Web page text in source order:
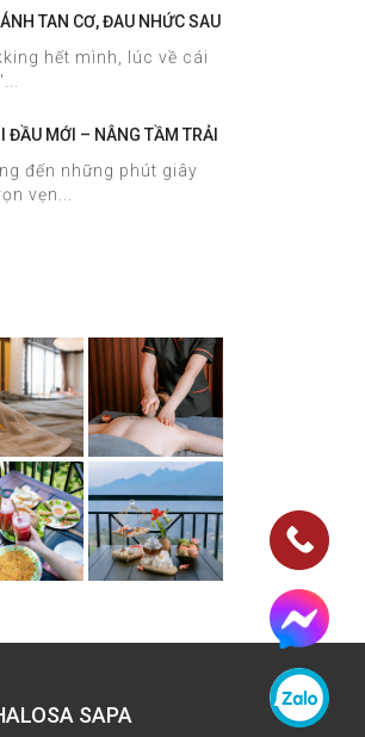
TAN CƠ, ĐAU NHỨC SAU
SPA & MASSAGE
hết mình, lúc về cái
ĐẦU MỚI – NÂNG TẦM TRẢI
SINH TẠI HALOSA SPA
đến những phút giây
vẹn...
SAPA